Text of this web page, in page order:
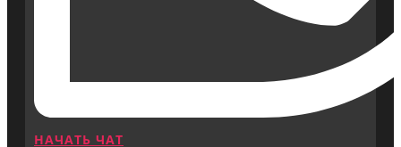
НАЧАТЬ ЧАТ